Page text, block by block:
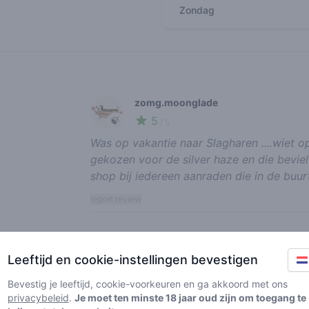
Zondag
🍃
zomg.moonglade
5
Was op vakantie naar Slagharen ....wiet
gekozen voor de silver haze en die
shop bij iedereen aanraden die in de
Grassy Kushkush
Slechte wiet laatste maanden, tijd om
Leeftijd en cookie-instellingen bevestigen
Bevestig je leeftijd, cookie-voorkeuren en ga akkoord met ons
privacybeleid. Je moet ten minste 18 jaar oud zijn om toegang te